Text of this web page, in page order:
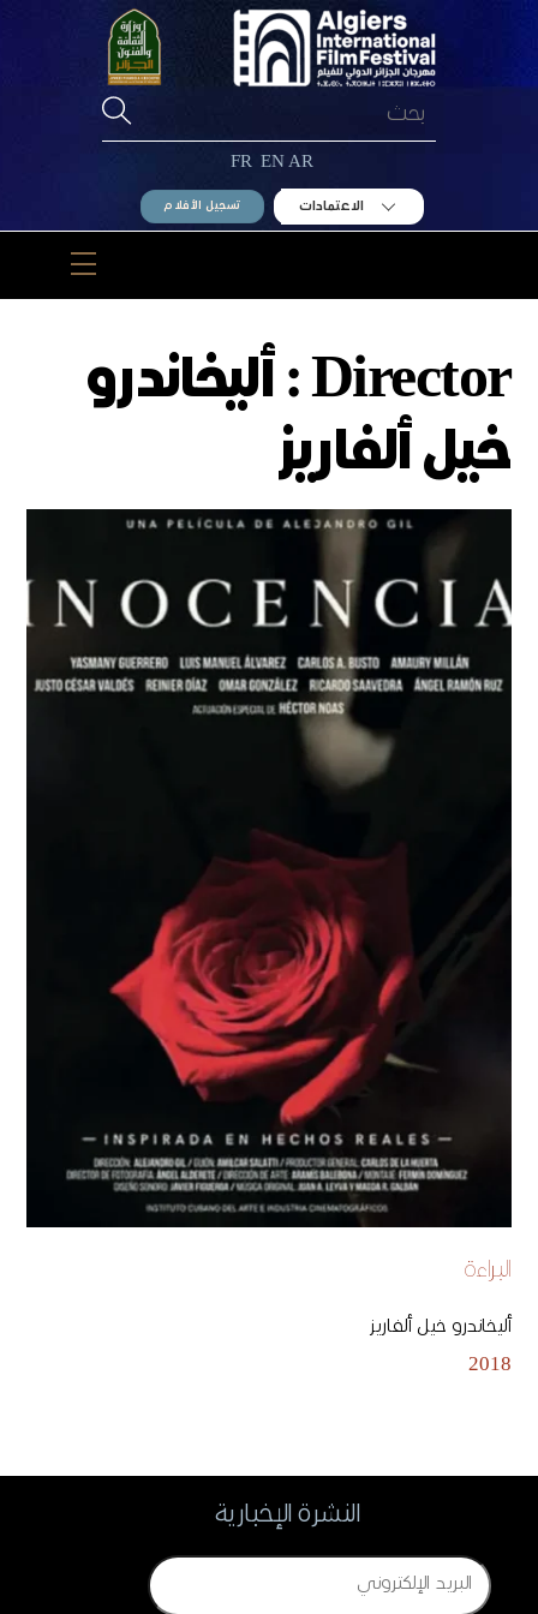
AR
EN
FR
الاعتمادات تسجيل الأفلام
Menu
Director :
أليخاندرو
خيل ألفاريز
البراءة
أليخاندرو خيل ألفاريز
2018
النشرة الإخبارية
Email